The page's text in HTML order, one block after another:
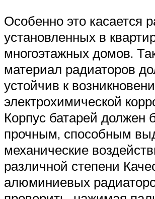
Особенно это касается
установленных в
многоэтажных домов.
материал радиаторов
устойчив к
электрохимической
Корпус батарей должен
прочным, способным
механические
различной степени
алюминиевых